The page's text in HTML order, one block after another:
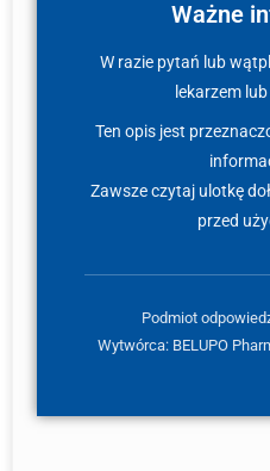
Ważne
W razie pytań lub
lekarzem
Ten opis jest
Zawsze czytaj ulotkę
przed
Podmiot
Wytwórca: BELUPO